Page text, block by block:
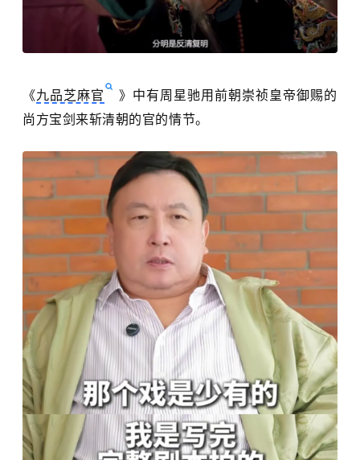
《九品芝麻官
》中有周星驰用前朝崇祯皇帝御赐的
尚方宝剑来斩清朝的官的情节。